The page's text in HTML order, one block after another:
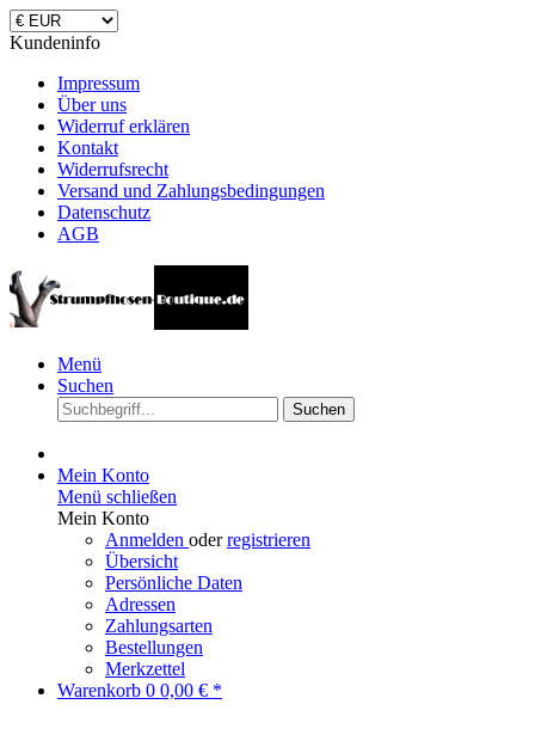
Kundeninfo
Impressum
Über uns
Widerruf erklären
Kontakt
Widerrufsrecht
Versand und Zahlungsbedingungen
Datenschutz
AGB
Menü
Suchen
Suchen
Mein Konto
Menü schließen
Mein Konto
Anmelden oderregistrieren
Übersicht
Persönliche Daten
Adressen
Zahlungsarten
Bestellungen
Merkzettel
Warenkorb 0 0,00 € *